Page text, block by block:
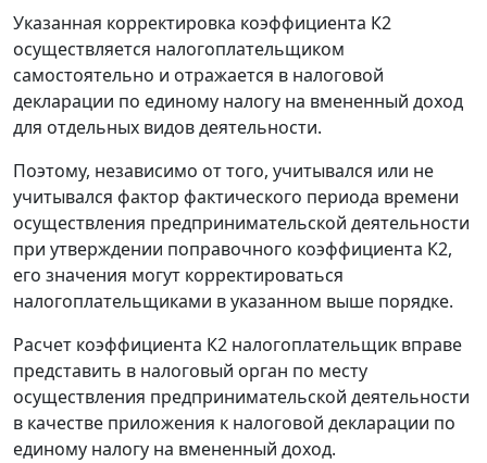
Указанная корректировка коэффициента К2
осуществляется налогоплательщиком
самостоятельно и отражается в налоговой
декларации по единому налогу на вмененный доход
для отдельных видов деятельности.
Поэтому, независимо от того, учитывался или не
учитывался фактор фактического периода времени
осуществления предпринимательской деятельности
при утверждении поправочного коэффициента К2,
его значения могут корректироваться
налогоплательщиками в указанном выше порядке.
Расчет коэффициента К2 налогоплательщик вправе
представить в налоговый орган по месту
осуществления предпринимательской деятельности
в качестве приложения к налоговой декларации по
единому налогу на вмененный доход.